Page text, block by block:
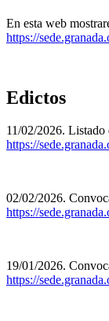
En esta web
https://
Edictos
11/02/2026.
https://
02/02/2026.
https://
19/01/2026.
https://